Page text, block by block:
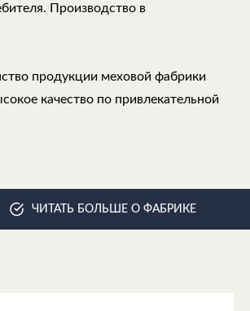
Производство в
продукции меховой фабрики
качество по привлекательной
ЧИТАТЬ БОЛЬШЕ О ФАБРИКЕ